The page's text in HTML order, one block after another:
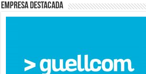
Empresa destacada